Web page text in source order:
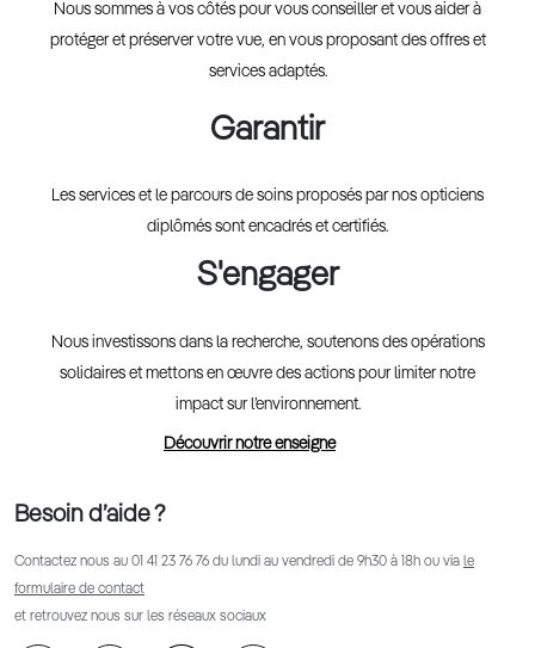
Nous sommes à vos côtés pour vous conseiller et vous aider à
protéger et préserver votre vue, en vous proposant des offres et
services adaptés.
Garantir
Les services et le parcours de soins proposés par nos opticiens
diplômés sont encadrés et certifiés.
S'engager
Nous investissons dans la recherche, soutenons des opérations
solidaires et mettons en œuvre des actions pour limiter notre
impact sur l’environnement.
Découvrir notre enseigne
Besoin d’aide ?
Contactez nous au 01 41 23 76 76 du lundi au vendredi de 9h30 à 18h ou via le
formulaire de contact
et retrouvez nous sur les réseaux sociaux